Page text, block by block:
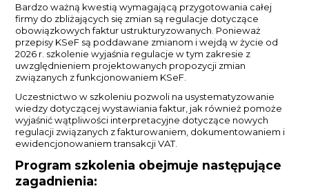
Bardzo ważną kwestią wymagającą przygotowania całej
firmy do zbliżających się zmian są regulacje dotyczące
obowiązkowych faktur ustrukturyzowanych. Ponieważ
przepisy KSeF są poddawane zmianom i wejdą w życie od
2026 r. szkolenie wyjaśnia regulacje w tym zakresie z
uwzględnieniem projektowanych propozycji zmian
związanych z funkcjonowaniem KSeF.
Uczestnictwo w szkoleniu pozwoli na usystematyzowanie
wiedzy dotyczącej wystawiania faktur, jak również pomoże
wyjaśnić wątpliwości interpretacyjne dotyczące nowych
regulacji związanych z fakturowaniem, dokumentowaniem i
ewidencjonowaniem transakcji VAT.
Program szkolenia obejmuje następujące
zagadnienia: